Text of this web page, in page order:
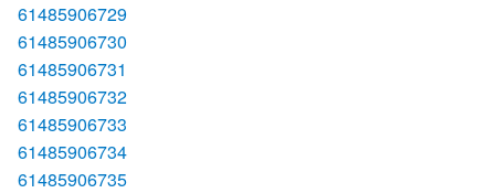
61485906729
61485906730
61485906731
61485906732
61485906733
61485906734
61485906735